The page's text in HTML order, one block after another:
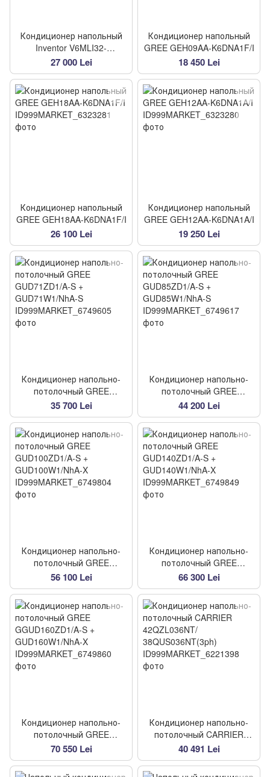
Кондиционер напольный
Inventor V6MLI32-
18/V6MLO-18
27 000 Lei
Кондиционер напольный
GREE GEH09AA-K6DNA1F/I
18 450 Lei
Кондиционер напольный
GREE GEH18AA-K6DNA1F/I
26 100 Lei
Кондиционер напольный
GREE GEH12AA-K6DNA1A/I
19 250 Lei
Кондиционер напольно-
потолочный GREE
GUD71ZD1/A-S +
GUD71W1/NhA-S
35 700 Lei
Кондиционер напольно-
потолочный GREE
GUD85ZD1/A-S +
GUD85W1/NhA-S
44 200 Lei
Кондиционер напольно-
потолочный GREE
GUD100ZD1/A-S +
GUD100W1/NhA-X
56 100 Lei
Кондиционер напольно-
потолочный GREE
GUD140ZD1/A-S +
GUD140W1/NhA-X
66 300 Lei
Кондиционер напольно-
потолочный GREE
GGUD160ZD1/A-S +
GUD160W1/NhA-X
70 550 Lei
Кондиционер напольно-
потолочный CARRIER
42QZL036NT/
38QUS036NT(3ph)
40 491 Lei